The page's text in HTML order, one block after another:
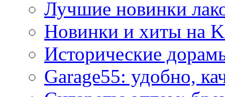
Лучшие новинки
Новинки и хиты на
Исторические
Garage55: удобно,